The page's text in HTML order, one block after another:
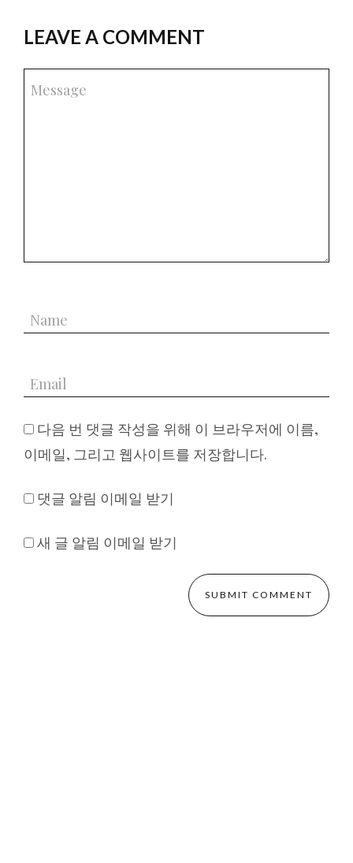
LEAVE A COMMENT
다음 번 댓글 작성을 위해 이 브라우저에 이름,
이메일, 그리고 웹사이트를 저장합니다.
댓글 알림 이메일 받기
새 글 알림 이메일 받기